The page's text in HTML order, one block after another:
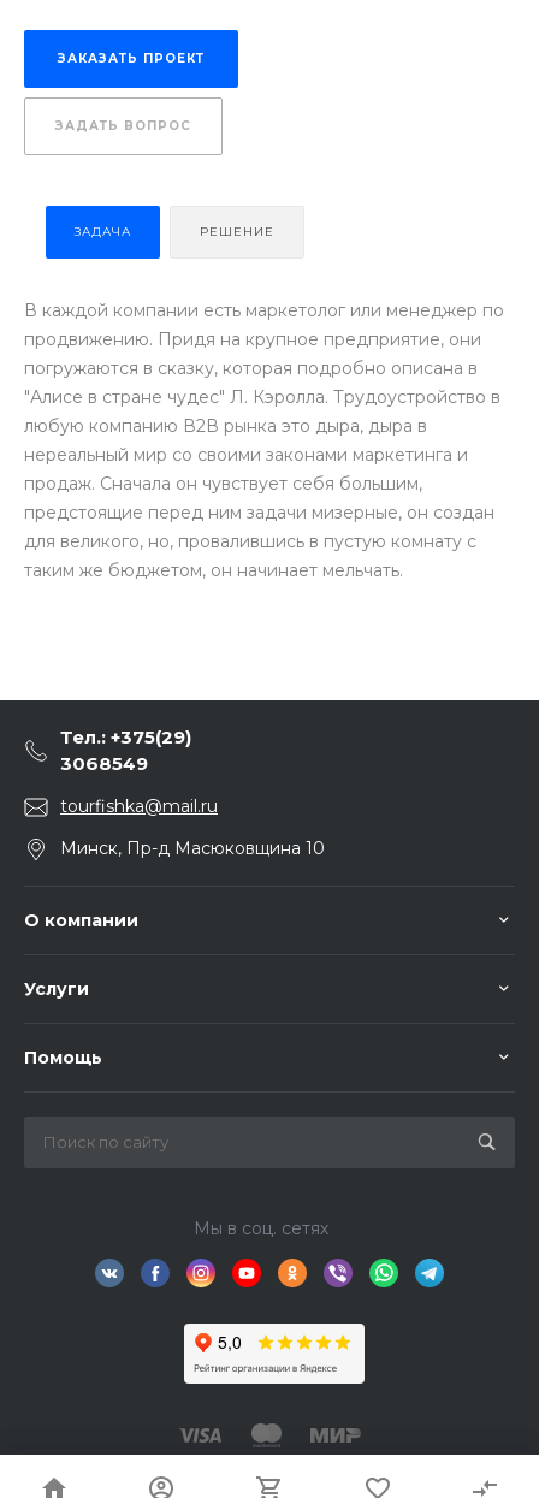
ЗАКАЗАТЬ ПРОЕКТ
ЗАДАТЬ ВОПРОС
ЗАДАЧА РЕШЕНИЕ
В каждой компании есть маркетолог или менеджер по
продвижению. Придя на крупное предприятие, они
погружаются в сказку, которая подробно описана в
"Алисе в стране чудес" Л. Кэролла. Трудоустройство в
любую компанию В2В рынка это дыра, дыра в
нереальный мир со своими законами маркетинга и
продаж. Сначала он чувствует себя большим,
предстоящие перед ним задачи мизерные, он создан
для великого, но, провалившись в пустую комнату с
таким же бюджетом, он начинает мельчать.
Тел.: +375(29)
3068549
tourfishka@mail.ru
Минск, Пр-д Масюковщина 10
О компании
Услуги
Помощь
Мы в соц. сетях